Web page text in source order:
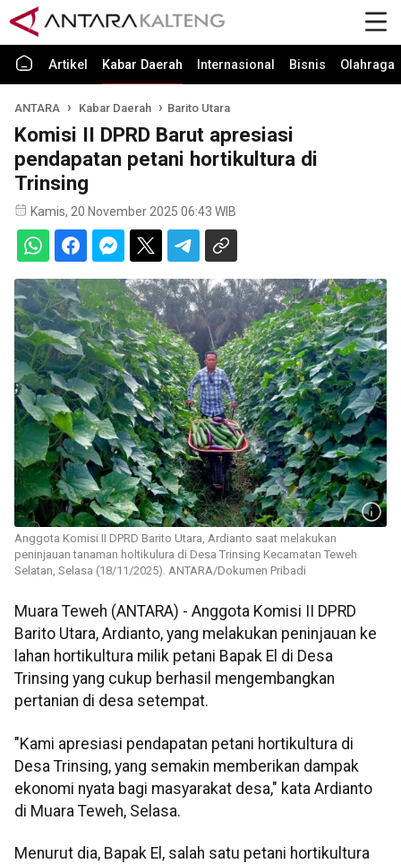
Artikel Kabar Daerah Internasional Bisnis Olahraga
ANTARA Kabar Daerah Barito Utara
Komisi II DPRD Barut apresiasi
pendapatan petani hortikultura di
Trinsing
Kamis, 20 November 2025 06:43 WIB
Anggota Komisi II DPRD Barito Utara, Ardianto saat melakukan
peninjauan tanaman holtikulura di Desa Trinsing Kecamatan Teweh
Selatan, Selasa (18/11/2025). ANTARA/Dokumen Pribadi
Muara Teweh (ANTARA) - Anggota Komisi II DPRD
Barito Utara, Ardianto, yang melakukan peninjauan ke
lahan hortikultura milik petani Bapak El di Desa
Trinsing yang cukup berhasil mengembangkan
pertanian di desa setempat.
"Kami apresiasi pendapatan petani hortikultura di
Desa Trinsing, yang semakin memberikan dampak
ekonomi nyata bagi masyarakat desa," kata Ardianto
di Muara Teweh, Selasa.
Menurut dia, Bapak El, salah satu petani hortikultura